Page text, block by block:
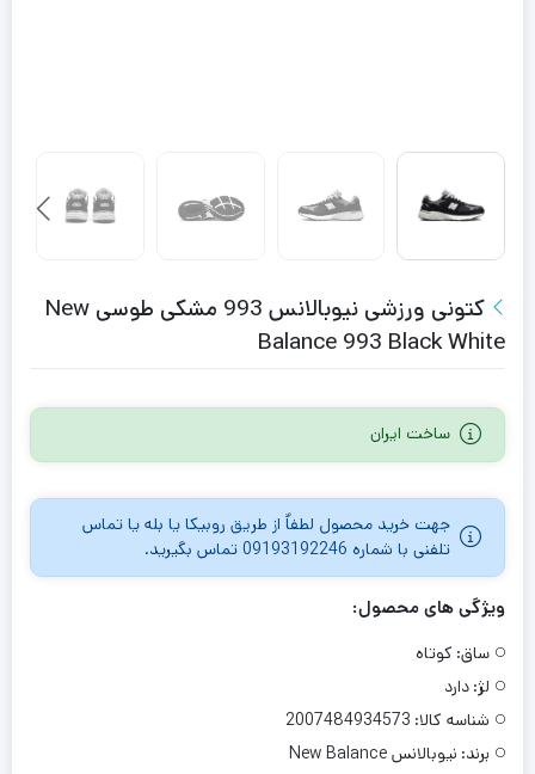
کتونی ورزشی نیوبالانس 993 مشکی طوسی New
Balance 993 Black White
ساخت ایران
جهت خرید محصول لطفاٌ از طریق روبیکا یا بله یا تماس
تلفنی با شماره 09193192246 تماس بگیرید.
ویژگی های محصول:
ساق: کوتاه
لژ: دارد
شناسه کالا: 2007484934573
برند: نیوبالانس New Balance